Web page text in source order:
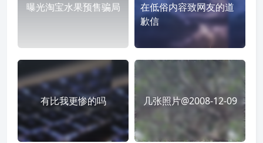
曝光淘宝水果预售骗局
在低俗内容致网友的道
歉信
有比我更惨的吗 几张照片@2008-12-09